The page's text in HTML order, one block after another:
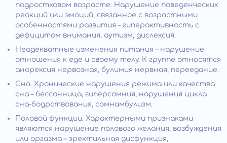
подростковом возрасте. Нарушение поведенческих
реакций или эмоций, связанное с возрастными
особенностями развития – гиперактивность с
дефицитом внимания, аутизм, дислексия.
Неадекватные изменения питания – нарушение
отношения к еде и своему телу. К группе относятся
анорексия нервозная, булимия нервная, переедание.
Сна. Хронические нарушения режима или качества
сна – бессонница, гиперсомния, нарушения цикла
сна-бодрствования, сомнамбулизм.
Половой функции. Характерными признаками
являются нарушение полового желания, возбуждения
или оргазма – эректильная дисфункция,